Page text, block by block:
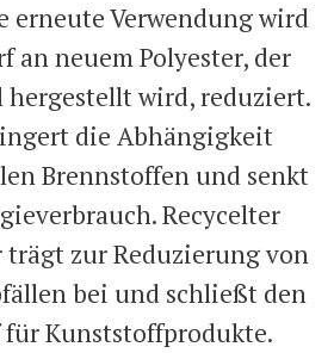
erneute Verwendung wird
an neuem Polyester, der
hergestellt wird, reduziert.
die Abhängigkeit
Brennstoffen und senkt
Recycelter
trägt zur Reduzierung von
bei und schließt den
Kunststoffprodukte.